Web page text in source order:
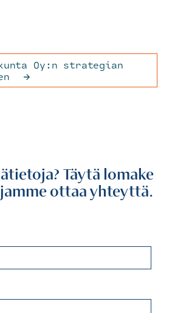
Oy:n strategian
Täytä lomake
ottaa yhteyttä.